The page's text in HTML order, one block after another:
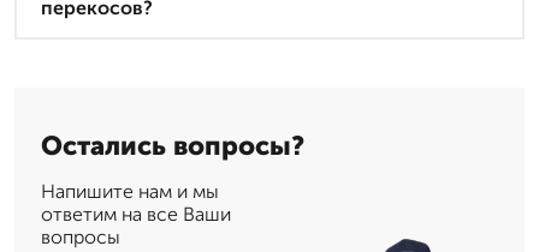
перекосов?
Остались вопросы?
Напишите нам и мы
ответим на все Ваши
вопросы